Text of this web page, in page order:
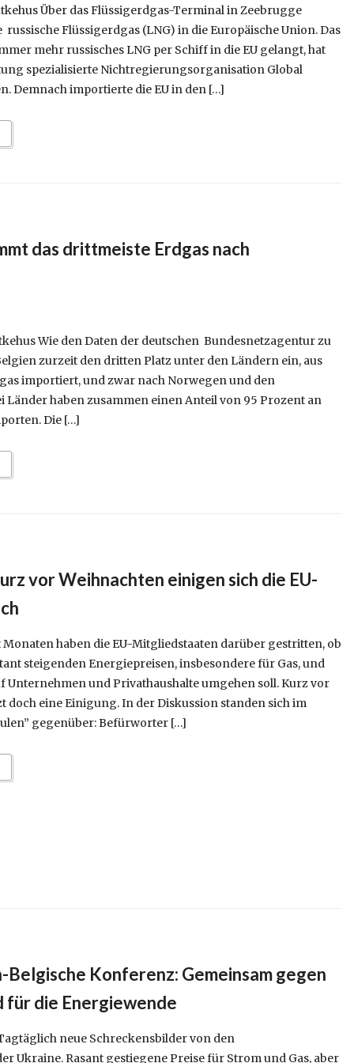
Über das Flüssigerdgas-Terminal in Zeebrugge
Flüssigerdgas (LNG) in die Europäische Union. Das
mehr russisches LNG per Schiff in die EU gelangt, hat
spezialisierte Nichtregierungsorganisation Global
Demnach importierte die EU in den […]
das drittmeiste Erdgas nach
Wie den Daten der deutschen Bundesnetzagentur zu
zurzeit den dritten Platz unter den Ländern ein, aus
importiert, und zwar nach Norwegen und den
Länder haben zusammen einen Anteil von 95 Prozent an
Die […]
vor Weihnachten einigen sich die EU-
Monaten haben die EU-Mitgliedstaaten darüber gestritten, ob
steigenden Energiepreisen, insbesondere für Gas, und
und Privathaushalte umgehen soll. Kurz vor
doch eine Einigung. In der Diskussion standen sich im
gegenüber: Befürworter […]
Belgische Konferenz: Gemeinsam gegen
für die Energiewende
neue Schreckensbilder von den
Ukraine. Rasant gestiegene Preise für Strom und Gas, aber